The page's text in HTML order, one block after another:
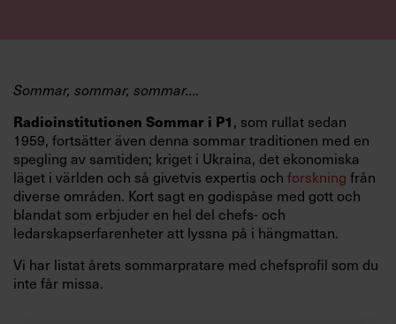
Sommar, sommar, sommar….
Radioinstitutionen Sommar i P1, som rullat sedan
1959, fortsätter även denna sommar traditionen med en
spegling av samtiden; kriget i Ukraina, det ekonomiska
läget i världen och så givetvis expertis och forskning från
diverse områden. Kort sagt en godispåse med gott och
blandat som erbjuder en hel del chefs- och
ledarskapserfarenheter att lyssna på i hängmattan.
Vi har listat årets sommarpratare med chefsprofil som du
inte får missa.